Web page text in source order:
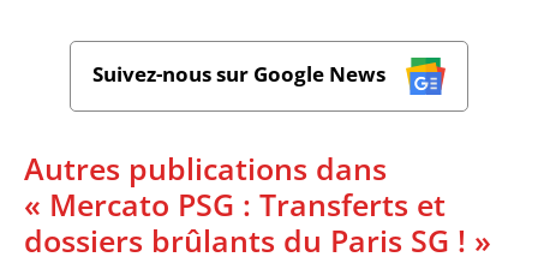
Suivez-nous sur Google News
Autres publications dans
« Mercato PSG : Transferts et
dossiers brûlants du Paris SG ! »